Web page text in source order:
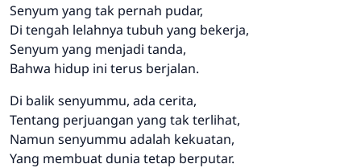
Senyum yang tak pernah pudar,
Di tengah lelahnya tubuh yang bekerja,
Senyum yang menjadi tanda,
Bahwa hidup ini terus berjalan.
Di balik senyummu, ada cerita,
Tentang perjuangan yang tak terlihat,
Namun senyummu adalah kekuatan,
Yang membuat dunia tetap berputar.